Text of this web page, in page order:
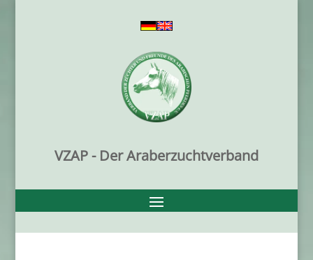
VZAP - Der Araberzuchtverband